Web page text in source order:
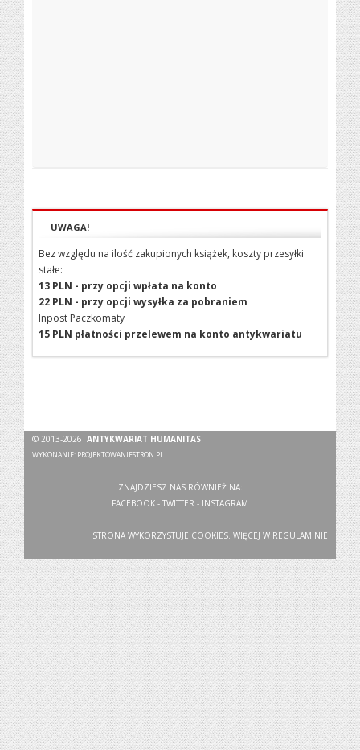
UWAGA!
Bez względu na ilość zakupionych książek, koszty przesyłki
stałe:
13 PLN - przy opcji wpłata na konto
22 PLN - przy opcji wysyłka za pobraniem
Inpost Paczkomaty
15 PLN płatności przelewem na konto antykwariatu
© 2013-2026ANTYKWARIAT HUMANITAS
WYKONANIE: PROJEKTOWANIESTRON.PL
ZNAJDZIESZ NAS RÓWNIEŻ NA:
FACEBOOK - TWITTER - INSTAGRAM
STRONA WYKORZYSTUJE COOKIES. WIĘCEJ W REGULAMINIE